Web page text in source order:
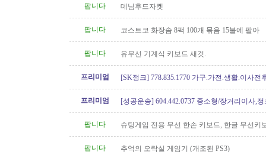
팝니다
데님후드자켓
팝니다 코스트코 화장솜 8팩 100개 묶음 15불에 팔아
팝니다 유무선 기계식 키보드 새것.
프리미엄 [SK정크] 778.835.1770 가구.가전.생활.이사전
프리미엄
[성공운송] 604.442.0737 중소형/장거리이사,
팝니다
슈팅게임 전용 무선 한손 키보드, 한글 무선키
팝니다
추억의 오락실 게임기 (개조된 PS3)